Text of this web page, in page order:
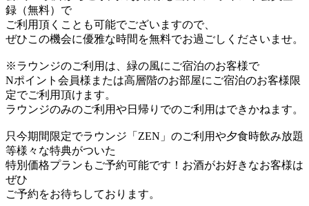
録（無料）で
ご利用頂くことも可能でございますので、
ぜひこの機会に優雅な時間を無料でお過ごしくださいませ。
※ラウンジのご利用は、緑の風にご宿泊のお客様で
Nポイント会員様または高層階のお部屋にご宿泊のお客様限
定でご利用頂けます。
ラウンジのみのご利用や日帰りでのご利用はできかねます。
只今期間限定でラウンジ「ZEN」のご利用や夕食時飲み放題
等様々な特典がついた
特別価格プランもご予約可能です！お酒がお好きなお客様は
ぜひ
ご予約をお待ちしております。